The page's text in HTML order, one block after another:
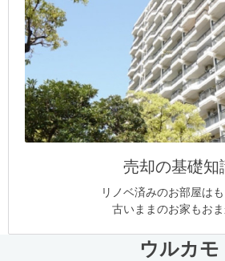
売却の基礎知
リノベ済みのお部屋は
古いままのお家もお
ウルカモ